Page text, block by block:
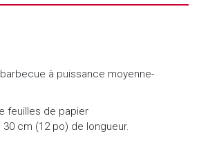
à puissance moyenne-
feuilles de papier
30 cm (12 po) de longueur.